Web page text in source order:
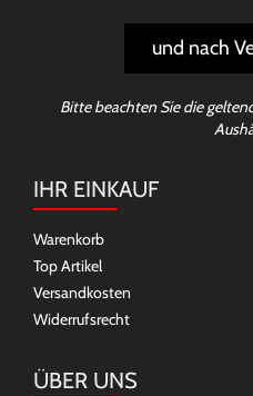
und nach
Bitte beachten Sie die
IHR EINKAUF
Warenkorb
Top Artikel
Versandkosten
Widerrufsrecht
ÜBER UNS